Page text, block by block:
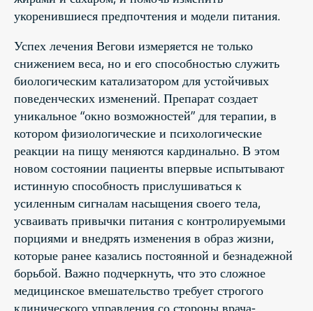
укоренившиеся предпочтения и модели питания.
Успех лечения Вегови измеряется не только
снижением веса, но и его способностью служить
биологическим катализатором для устойчивых
поведенческих изменений. Препарат создает
уникальное “окно возможностей” для терапии, в
котором физиологические и психологические
реакции на пищу меняются кардинально. В этом
новом состоянии пациенты впервые испытывают
истинную способность прислушиваться к
усиленным сигналам насыщения своего тела,
усваивать привычки питания с контролируемыми
порциями и внедрять изменения в образ жизни,
которые ранее казались постоянной и безнадежной
борьбой. Важно подчеркнуть, что это сложное
медицинское вмешательство требует строгого
клинического управления со стороны врача-